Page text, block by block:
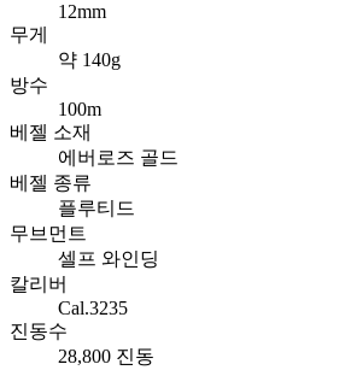
12mm
무게
약 140g
방수
100m
베젤 소재
에버로즈 골드
베젤 종류
플루티드
무브먼트
셀프 와인딩
칼리버
Cal.3235
진동수
28,800 진동